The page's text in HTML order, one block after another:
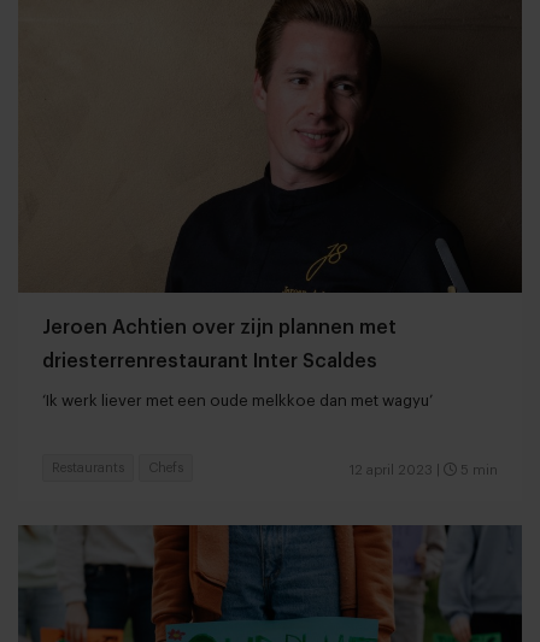
Jeroen Achtien over zijn plannen met
driesterrenrestaurant Inter Scaldes
‘Ik werk liever met een oude melkkoe dan met wagyu’
12 april 2023 5 min
Restaurants Chefs